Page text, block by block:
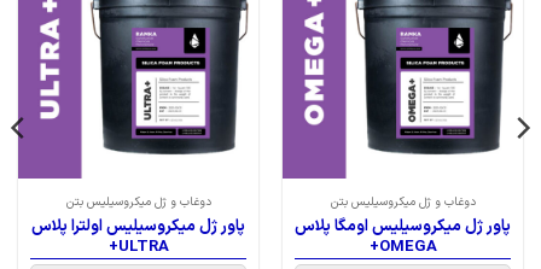
دوغاب و ژل میکروسیلیس بتن
پاور ژل میکروسیلیس اومگا پلاس
OMEGA+
دوغاب و ژل میکروسیلیس بتن
پاور ژل میکروسیلیس اولترا پلاس
ULTRA+